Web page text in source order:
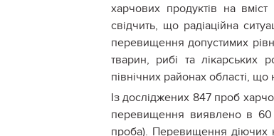
харчових продуктів на вміст
свідчить, що радіаційна
перевищення допустимих
тварин, рибі та лікарських
північних районах області,
Із досліджених 847 проб
перевищення виявлено в 60
проба). Перевищення діючих